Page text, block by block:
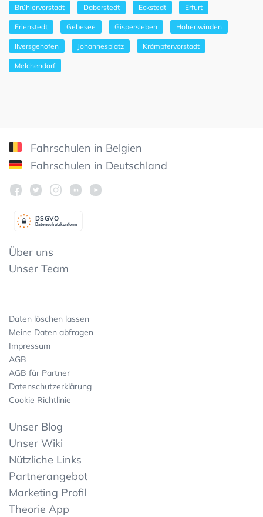
Brühlervorstadt Daberstedt Eckstedt Erfurt
Frienstedt Gebesee Gispersleben Hohenwinden
Ilversgehofen Johannesplatz Krämpfervorstadt
Melchendorf
Fahrschulen in Belgien
Fahrschulen in Deutschland
Datenschutzkonform
DSGVO
Über uns
Unser Team
Daten löschen lassen
Meine Daten abfragen
Impressum
AGB
AGB für Partner
Datenschutzerklärung
Cookie Richtlinie
Unser Blog
Unser Wiki
Nützliche Links
Partnerangebot
Marketing Profil
Theorie App